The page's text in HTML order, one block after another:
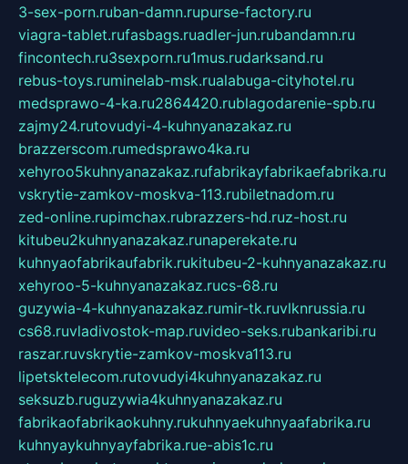
3-sex-porn.ruban-damn.rupurse-factory.ru
viagra-tablet.rufasbags.ruadler-jun.rubandamn.ru
fincontech.ru3sexporn.ru1mus.rudarksand.ru
rebus-toys.ruminelab-msk.rualabuga-cityhotel.ru
medsprawo-4-ka.ru2864420.rublagodarenie-spb.ru
zajmy24.rutovudyi-4-kuhnyanazakaz.ru
brazzerscom.rumedsprawo4ka.ru
xehyroo5kuhnyanazakaz.rufabrikayfabrikaefabrika.ru
vskrytie-zamkov-moskva-113.rubiletnadom.ru
zed-online.rupimchax.rubrazzers-hd.ruz-host.ru
kitubeu2kuhnyanazakaz.runaperekate.ru
kuhnyaofabrikaufabrik.rukitubeu-2-kuhnyanazakaz.ru
xehyroo-5-kuhnyanazakaz.rucs-68.ru
guzywia-4-kuhnyanazakaz.rumir-tk.ruvlknrussia.ru
cs68.ruvladivostok-map.ruvideo-seks.rubankaribi.ru
raszar.ruvskrytie-zamkov-moskva113.ru
lipetsktelecom.rutovudyi4kuhnyanazakaz.ru
seksuzb.ruguzywia4kuhnyanazakaz.ru
fabrikaofabrikaokuhny.rukuhnyaekuhnyaafabrika.ru
kuhnyaykuhnyayfabrika.rue-abis1c.ru